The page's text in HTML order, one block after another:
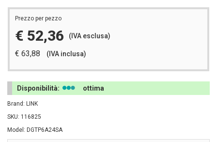
Prezzo per pezzo
€ 52,36 (IVA esclusa)
€ 63,88 (IVA inclusa)
Disponibilità: ottima
Brand: LINK
SKU: 116825
Model: DGTP6A24SA